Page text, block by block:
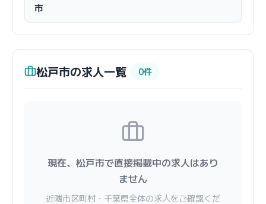
市
松戸市の求人一覧 0件
現在、松戸市で直接掲載中の求人はあり
ません
近隣市区町村・千葉県全体の求人をご確認くだ